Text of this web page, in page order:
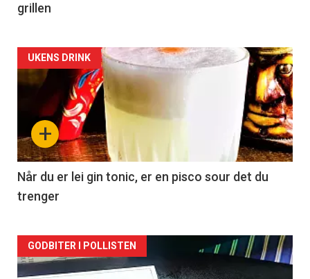
grillen
Forsiden
akkurat
nå
-
2
+
UKENS DRINK
Når du er lei gin tonic, er en pisco sour det du
trenger
Forsiden
GODBITER I POLLISTEN